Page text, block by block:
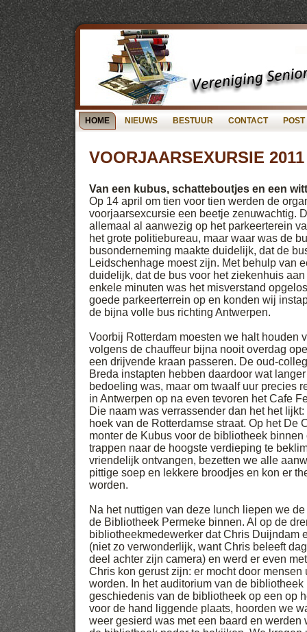
HOME NIEUWS BESTUUR CONTACT POST
VOORJAARSEXURSIE 2011
Van een kubus, schatteboutjes en een
Op 14 april om tien voor tien werden de
voorjaarsexcursie een beetje zenuwachtig.
allemaal al aanwezig op het parkeerterein
het grote politiebureau, maar waar was de
busonderneming maakte duidelijk, dat de
Leidschenhage moest zijn. Met behulp van
duidelijk, dat de bus voor het ziekenhuis
enkele minuten was het misverstand
goede parkeerterrein op en konden wij
de bijna volle bus richting Antwerpen.
Voorbij Rotterdam moesten we halt houden
volgens de chauffeur bijna nooit overdag
een drijvende kraan passeren. De oud-
Breda instapten hebben daardoor wat
bedoeling was, maar om twaalf uur precies
in Antwerpen op na even tevoren het Cafe
Die naam was verrassender dan het het
hoek van de Rotterdamse straat. Op het De
monter de Kubus voor de bibliotheek
trappen naar de hoogste verdieping te
vriendelijk ontvangen, bezetten we alle
pittige soep en lekkere broodjes en kon er
worden.
Na het nuttigen van deze lunch liepen we
de Bibliotheek Permeke binnen. Al op de
bibliotheekmedewerker dat Chris Duijndam
(niet zo verwonderlijk, want Chris beleeft
deel achter zijn camera) en werd er even
Chris kon gerust zijn: er mocht door
worden. In het auditorium van de
geschiedenis van de bibliotheek op een op
voor de hand liggende plaats, hoorden we
weer gesierd was met een baard en